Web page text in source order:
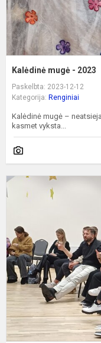
Kalėdinė mugė - 2023
Paskelbta: 2023-12-12
Kategorija: Renginiai
Kalėdinė mugė –
kasmet vyksta...